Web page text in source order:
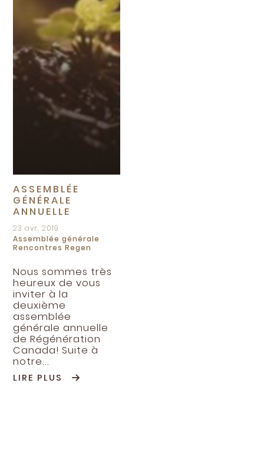
ASSEMBLÉE
GÉNÉRALE
ANNUELLE
23 avr. 2019
Assemblée générale
Rencontres Regen
Nous sommes très
heureux de vous
inviter à la
deuxième
assemblée
générale annuelle
de Régénération
Canada! Suite à
notre...
LIRE PLUS